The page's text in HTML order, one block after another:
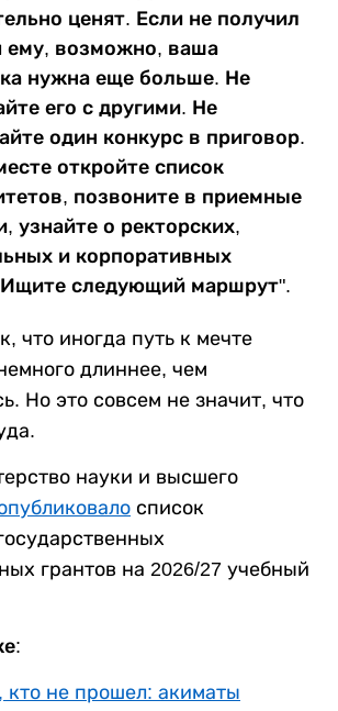
ценят. Если не получил
ему, возможно, ваша
нужна еще больше. Не
его с другими. Не
один конкурс в приговор.
откройте список
позвоните в приемные
узнайте о ректорских,
и корпоративных
Ищите следующий маршрут".
что иногда путь к мечте
длиннее, чем
Но это совсем не значит, что
науки и высшего
список
грантов на 2026/27 учебный
кто не прошел: акиматы